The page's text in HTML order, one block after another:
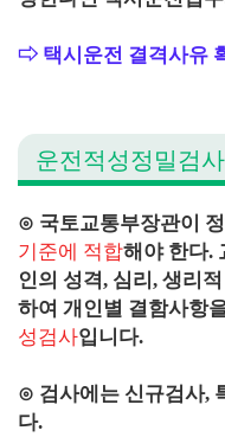
⇨ 택시운전 결격사유
운전적성정밀검사
⊙ 국토교통부장관이
기준에 적합해야 한다.
인의 성격, 심리, 생리
하여 개인별 결함사항
성검사입니다.
⊙ 검사에는 신규검사,
다.